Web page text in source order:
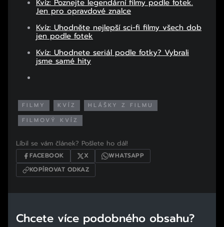
Kvíz: Poznejte legendární filmy podle fotek.
Jen pro opravdové znalce
Kvíz: Uhodněte nejlepší sci-fi filmy všech dob
jen podle fotek
Kvíz: Uhodnete seriál podle fotky? Vybrali
jsme samé hity
FILMY KVÍZ
HLÁŠKY Z FILMU
FILMOVÝ KVÍZ
Líbil se vám článek? Pošlete ho dál!
FACEBOOK X
WHATSAPP
KOPÍROVAT ODKAZ
Chcete více podobného obsahu?